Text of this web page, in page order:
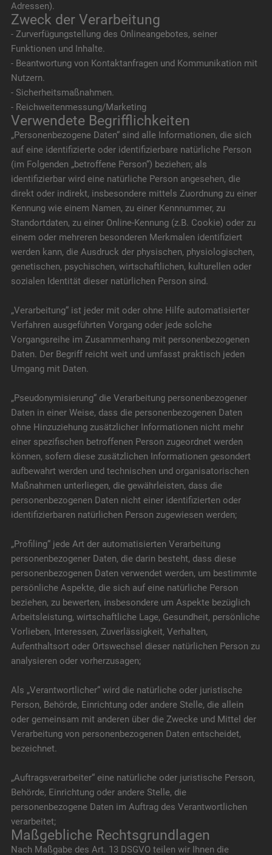
Adressen).
Zweck der Verarbeitung
- Zurverfügungstellung des Onlineangebotes, seiner
Funktionen und Inhalte.
- Beantwortung von Kontaktanfragen und Kommunikation mit
Nutzern.
- Sicherheitsmaßnahmen.
- Reichweitenmessung/Marketing
Verwendete Begrifflichkeiten
„Personenbezogene Daten“ sind alle Informationen, die sich
auf eine identifizierte oder identifizierbare natürliche Person
(im Folgenden „betroffene Person“) beziehen; als
identifizierbar wird eine natürliche Person angesehen, die
direkt oder indirekt, insbesondere mittels Zuordnung zu einer
Kennung wie einem Namen, zu einer Kennnummer, zu
Standortdaten, zu einer Online-Kennung (z.B. Cookie) oder zu
einem oder mehreren besonderen Merkmalen identifiziert
werden kann, die Ausdruck der physischen, physiologischen,
genetischen, psychischen, wirtschaftlichen, kulturellen oder
sozialen Identität dieser natürlichen Person sind.
„Verarbeitung“ ist jeder mit oder ohne Hilfe automatisierter
Verfahren ausgeführten Vorgang oder jede solche
Vorgangsreihe im Zusammenhang mit personenbezogenen
Daten. Der Begriff reicht weit und umfasst praktisch jeden
Umgang mit Daten.
„Pseudonymisierung“ die Verarbeitung personenbezogener
Daten in einer Weise, dass die personenbezogenen Daten
ohne Hinzuziehung zusätzlicher Informationen nicht mehr
einer spezifischen betroffenen Person zugeordnet werden
können, sofern diese zusätzlichen Informationen gesondert
aufbewahrt werden und technischen und organisatorischen
Maßnahmen unterliegen, die gewährleisten, dass die
personenbezogenen Daten nicht einer identifizierten oder
identifizierbaren natürlichen Person zugewiesen werden;
„Profiling“ jede Art der automatisierten Verarbeitung
personenbezogener Daten, die darin besteht, dass diese
personenbezogenen Daten verwendet werden, um bestimmte
persönliche Aspekte, die sich auf eine natürliche Person
beziehen, zu bewerten, insbesondere um Aspekte bezüglich
Arbeitsleistung, wirtschaftliche Lage, Gesundheit, persönliche
Vorlieben, Interessen, Zuverlässigkeit, Verhalten,
Aufenthaltsort oder Ortswechsel dieser natürlichen Person zu
analysieren oder vorherzusagen;
Als „Verantwortlicher“ wird die natürliche oder juristische
Person, Behörde, Einrichtung oder andere Stelle, die allein
oder gemeinsam mit anderen über die Zwecke und Mittel der
Verarbeitung von personenbezogenen Daten entscheidet,
bezeichnet.
„Auftragsverarbeiter“ eine natürliche oder juristische Person,
Behörde, Einrichtung oder andere Stelle, die
personenbezogene Daten im Auftrag des Verantwortlichen
verarbeitet;
Maßgebliche Rechtsgrundlagen
Nach Maßgabe des Art. 13 DSGVO teilen wir Ihnen die